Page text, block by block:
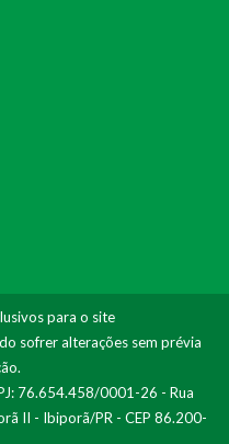
para o site
sofrer alterações sem prévia
76.654.458/0001-26 - Rua
II - Ibiporã/PR - CEP 86.200-